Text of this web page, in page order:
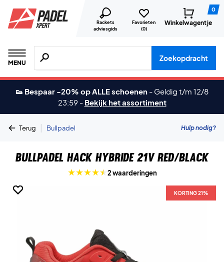
Rackets
adviesgids
Favorieten
(0)
0
Winkelwagentje
MENU
Zoeken naar producten, merken etc.
Zoekopdracht
👟 Bespaar -20% op ALLE schoenen - Geldig t/m 12/8
23:59 - Bekijk het assortiment
Terug | Bullpadel Hulp nodig?
Bullpadel Hack Hybride 21V Red/Black
2 waarderingen
KORTING 21%
KORTING 21%
KORTING 21%